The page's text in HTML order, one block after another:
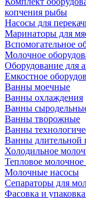
копчения рыбы
Насосы для
Маринаторы для
Вспомогательное
Молочное
Оборудование для
Емкостное
Ванны моечные
Ванны охлаждения
Ванны
Ванны творожные
Ванны
Ванны длительной
Холодильное
Тепловое молочное
Молочные насосы
Сепараторы для
Фасовка и